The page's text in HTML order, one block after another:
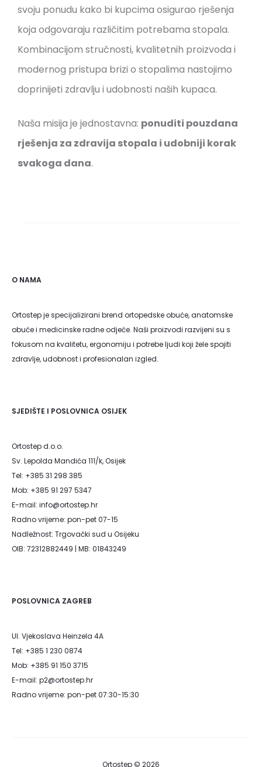
svoju ponudu kako bi kupcima osigurao rješenja
koja odgovaraju različitim potrebama stopala.
Kombinacijom stručnosti, kvalitetnih proizvoda i
modernog pristupa brizi o stopalima nastojimo
doprinijeti zdravlju i udobnosti naših kupaca.
Naša misija je jednostavna: ponuditi pouzdana
rješenja za zdravija stopala i udobniji korak
svakoga dana.
O NAMA
Ortostep je specijalizirani brend ortopedske obuće, anatomske
obuće i medicinske radne odjeće. Naši proizvodi razvijeni su s
fokusom na kvalitetu, ergonomiju i potrebe ljudi koji žele spojiti
zdravlje, udobnost i profesionalan izgled.
SJEDIŠTE I POSLOVNICA OSIJEK
Ortostep d.o.o.
Sv. Lepolda Mandića 111/k, Osijek
Tel: +385 31 298 385
Mob: +385 91 297 5347
E-mail: info@ortostep.hr
Radno vrijeme: pon-pet 07-15
Nadležnost: Trgovački sud u Osijeku
OIB: 72312882449 | MB: 01843249
POSLOVNICA ZAGREB
Ul. Vjekoslava Heinzela 4A
Tel: +385 1 230 0874
Mob: +385 91 150 3715
E-mail: p2@ortostep.hr
Radno vrijeme: pon-pet 07:30-15:30
Ortostep © 2026